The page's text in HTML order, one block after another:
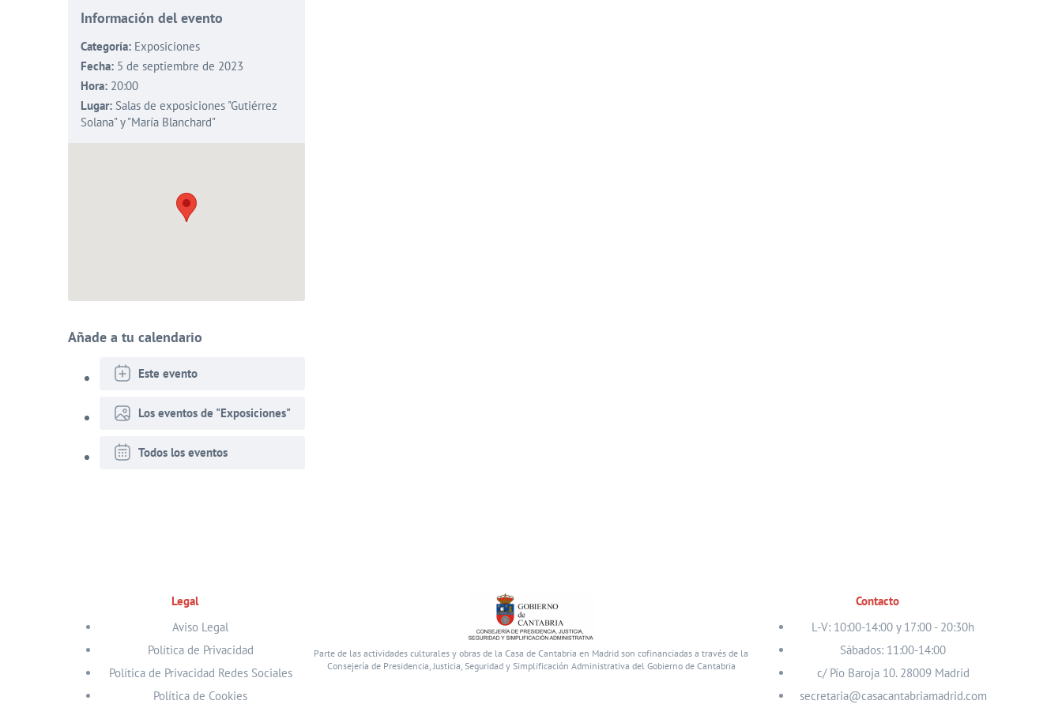
Información del evento
Categoría: Exposiciones
Fecha: 5 de septiembre de 2023
Hora: 20:00
Lugar: Salas de exposiciones "Gutiérrez
Solana" y "María Blanchard"
Añade a tu calendario
Este evento
Los eventos de "Exposiciones"
Todos los eventos
Legal
Aviso Legal
Política de Privacidad
Política de Privacidad Redes Sociales
Política de Cookies
Parte de las actividades culturales y obras de la Casa de Cantabria en Madrid son cofinanciadas a través de la
Consejería de Presidencia, Justicia, Seguridad y Simplificación Administrativa del Gobierno de Cantabria
Contacto
L-V: 10:00-14:00 y 17:00 - 20:30h
Sábados: 11:00-14:00
c/ Pío Baroja 10. 28009 Madrid
secretaria@casacantabriamadrid.com